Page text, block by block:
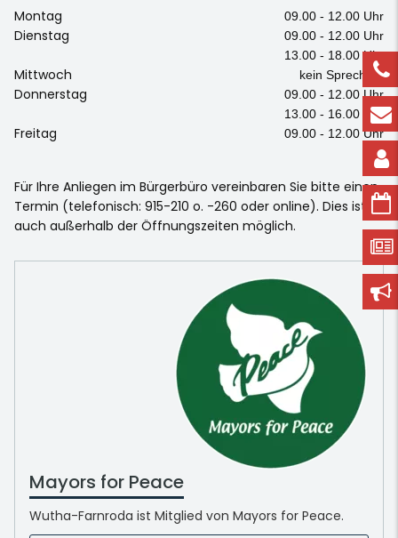
Montag 09.00 - 12.00 Uhr
Dienstag
09.00 - 12.00 Uhr
13.00 - 18.00 Uhr
Mittwoch kein Sprechtag
Donnerstag
09.00 - 12.00 Uhr
13.00 - 16.00 Uhr
Freitag 09.00 - 12.00 Uhr
Für Ihre Anliegen im Bürgerbüro vereinbaren Sie bitte einen
Termin (telefonisch: 915-210 o. -260 oder online). Dies ist
auch außerhalb der Öffnungszeiten möglich.
Mayors for Peace
Wutha-Farnroda ist Mitglied von Mayors for Peace.